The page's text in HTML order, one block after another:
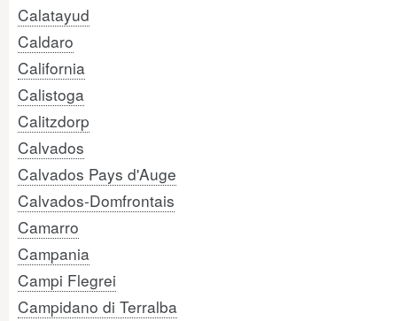
Calatayud
Caldaro
California
Calistoga
Calitzdorp
Calvados
Calvados Pays d'Auge
Calvados-Domfrontais
Camarro
Campania
Campi Flegrei
Campidano di Terralba